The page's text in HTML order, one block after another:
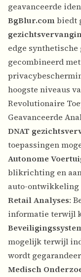
geavanceerde
BgBlur.combiedt
edge
gecombineerd
hoogste niveaus
Revolutionaire
Geavanceerde
DNAT
toepassingen
Autonome
blikrichting en
auto-ontwikkeling
Retail Analyses:
informatie terwijl
mogelijk terwijl
wordt
Medisch